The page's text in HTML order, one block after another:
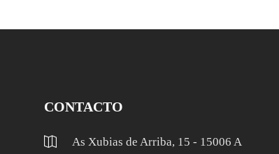
CONTACTO
As Xubias de Arriba, 15 - 15006 A